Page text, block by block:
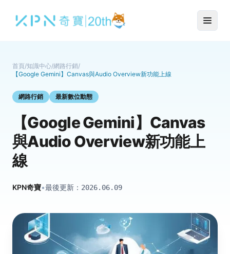
首頁/知識中心/網路行銷/
【Google Gemini】Canvas與Audio Overview新功能上線
網路行銷 最新數位動態
【Google Gemini】Canvas
與Audio Overview新功能上
線
KPN奇寶•最後更新： 2026.06.09